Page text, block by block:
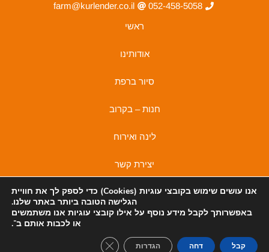
052-458-5058
farm@kurlender.co.il
ראשי
אודותינו
סיור ברפת
חנות – בקרוב
לינה ואירוח
יצירת קשר
מדיניות פרטיות
מדיניות פרטיות
a
n
אנו עושים שימוש בקובצי עוגיות (Cookies)
כדי לספק לך את חוויית
הגלישה הטובה ביותר באתר שלנו.
באפשרותך לקבל מידע נוסף על אילו קובצי עוגיות אנו משתמשים
או לכבות אותם ב־.
קבל דחה הגדרות GDPR Cookie Banner